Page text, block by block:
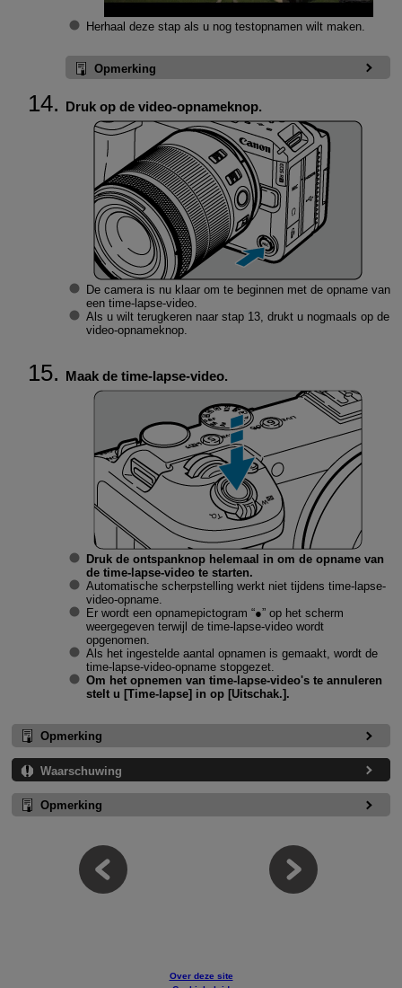
Herhaal deze stap als u nog testopnamen wilt maken.
Opmerking
Druk op de video-opnameknop.
De camera is nu klaar om te beginnen met de opname van
een time-lapse-video.
Als u wilt terugkeren naar stap 13, drukt u nogmaals op de
video-opnameknop.
Maak de time-lapse-video.
Druk de ontspanknop helemaal in om de opname van
de time-lapse-video te starten.
Automatische scherpstelling werkt niet tijdens time-lapse-
video-opname.
Er wordt een opnamepictogram “●” op het scherm
weergegeven terwijl de time-lapse-video wordt
opgenomen.
Als het ingestelde aantal opnamen is gemaakt, wordt de
time-lapse-video-opname stopgezet.
Om het opnemen van time-lapse-video's te annuleren
stelt u [Time-lapse] in op [Uitschak.].
Opmerking
Waarschuwing
Opmerking
Over deze site